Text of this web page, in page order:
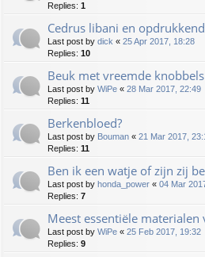
Replies: 1
Cedrus libani en
Last post by dick « 25 Apr 2017, 18:28
Replies: 10
Beuk met vreemde knobbels
Last post by WiPe « 28 Mar 2017, 22:49
Replies: 11
Berkenbloed?
Last post by Bouman « 21 Mar 2017,
Replies: 11
Ben ik een watje of zijn zij
Last post by honda_power « 04 Mar
Replies: 7
Meest essentiële
Last post by WiPe « 25 Feb 2017, 19:32
Replies: 9